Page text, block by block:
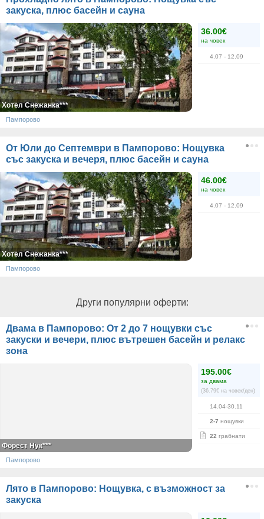
закуска, плюс басейн и сауна
36.00€
на човек
4.07 - 12.09
Хотел Снежанка***
Пампорово
От Юли до Септември в Пампорово: Нощувка
със закуска и вечеря, плюс басейн и сауна
46.00€
на човек
4.07 - 12.09
Хотел Снежанка***
Пампорово
Други популярни оферти:
Двама в Пампорово: От 2 до 7 нощувки със
закуски и вечери, плюс вътрешен басейн и релакс
зона
195.00€
за двама
(36.79€ на човек/ден)
14.04-30.11
2-7 нощувки
22 грабнати
Форест Нук***
Пампорово
Лято в Пампорово: Нощувка, с възможност за
закуска